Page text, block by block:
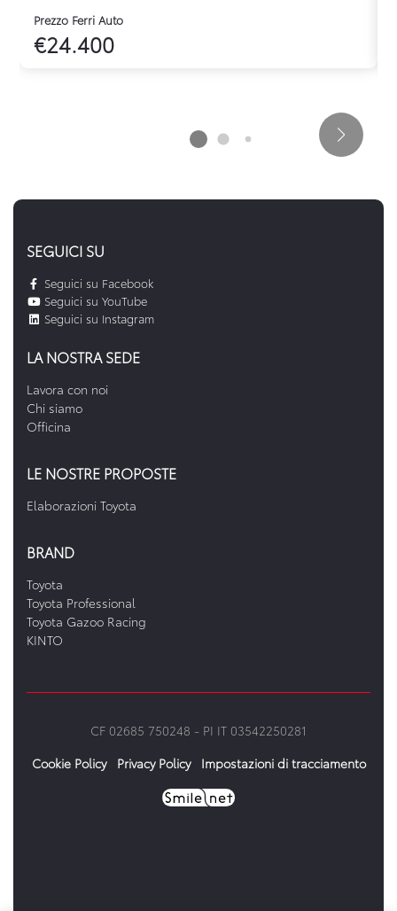
Prezzo Ferri Auto
€24.400
SEGUICI SU
Seguici su Facebook
Seguici su YouTube
Seguici su Instagram
LA NOSTRA SEDE
Lavora con noi
Chi siamo
Officina
LE NOSTRE PROPOSTE
Elaborazioni Toyota
BRAND
Toyota
Toyota Professional
Toyota Gazoo Racing
KINTO
CF 02685 750248 - PI IT 03542250281
Cookie Policy
Privacy Policy Impostazioni di tracciamento